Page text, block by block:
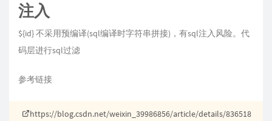
注入
${id} 不采用预编译(sql编译时字符串拼接)，有sql注入风险。代
码层进行sql过滤
参考链接
https://blog.csdn.net/weixin_39986856/article/details/836518